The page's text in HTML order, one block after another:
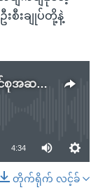
စီးချုပ်တို့နဲ့
KNPP သုံးဦး သတ်ခံရတဲ့ကိစ္စ ပြည်ထောင်စုအဆင့် စုံစမ်းစစ်ဆေးမည်
4:34
တိုက်ရိုက် လင့်ခ်